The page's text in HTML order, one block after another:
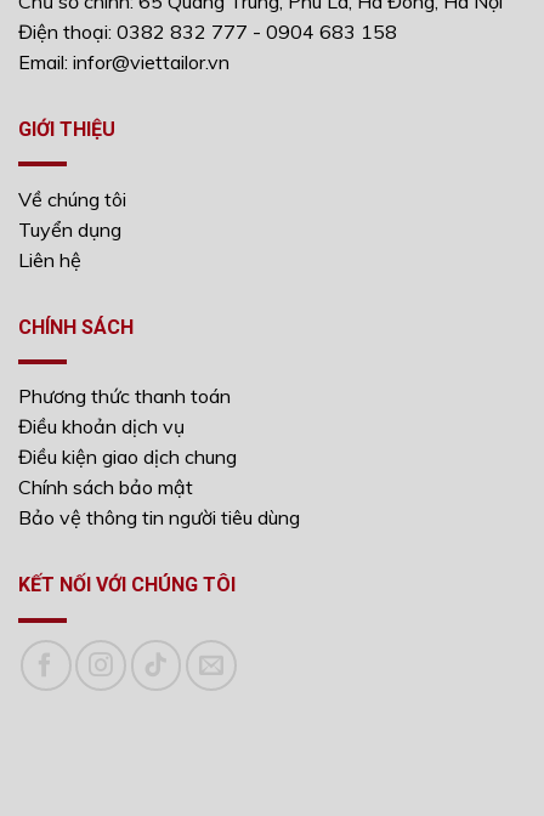
Điện thoại: 0382 832 777 - 0904 683 158
Email: infor@viettailor.vn
GIỚI THIỆU
Về chúng tôi
Tuyển dụng
Liên hệ
CHÍNH SÁCH
Phương thức thanh toán
Điều khoản dịch vụ
Điều kiện giao dịch chung
Chính sách bảo mật
Bảo vệ thông tin người tiêu dùng
KẾT NỐI VỚI CHÚNG TÔI